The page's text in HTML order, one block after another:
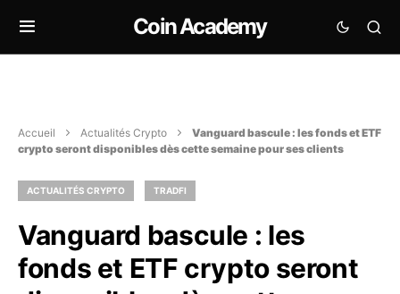
Coin Academy
Accueil Actualités Crypto
Vanguard bascule : les fonds et ETF
crypto seront disponibles dès cette semaine pour ses clients
ACTUALITÉS CRYPTO TRADFI
Vanguard bascule : les
fonds et ETF crypto seront